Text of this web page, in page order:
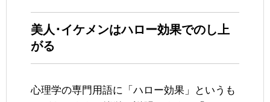
美人･イケメンはハロー効果でのし上
がる
心理学の専門用語に「ハロー効果」というも